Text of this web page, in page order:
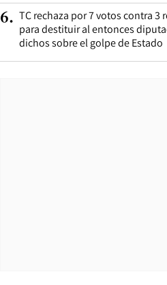
6. TC rechaza por 7 votos contra 3
para destituir al entonces
dichos sobre el golpe de Estado